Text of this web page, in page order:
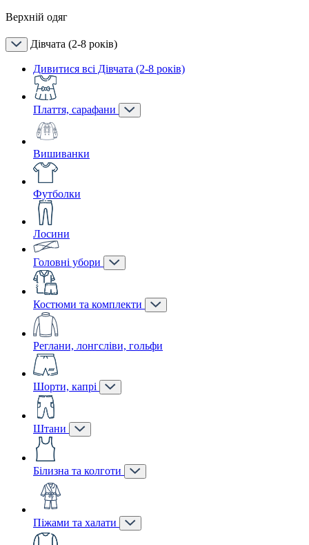
Верхній одяг
Дівчата (2-8 років)
Дивитися всі Дівчата (2-8 років)
Плаття, сарафани
Вишиванки
Футболки
Лосини
Головні убори
Костюми та комплекти
Реглани, лонгсліви, гольфи
Шорти, капрі
Штани
Білизна та колготи
Піжами та халати